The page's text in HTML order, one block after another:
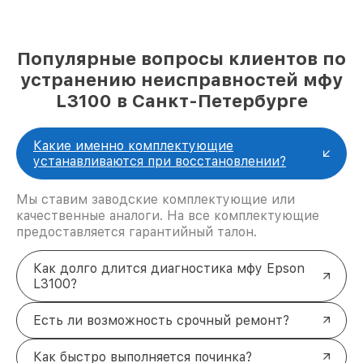
Популярные вопросы клиентов по
устранению неисправностей мфу
L3100 в Санкт-Петербурге
Какие именно комплектующие
устанавливаются при восстановлении?
Мы ставим заводские комплектующие или
качественные аналоги. На все комплектующие
предоставляется гарантийный талон.
Как долго длится диагностика мфу Epson
L3100?
Есть ли возможность срочный ремонт?
Как быстро выполняется починка?